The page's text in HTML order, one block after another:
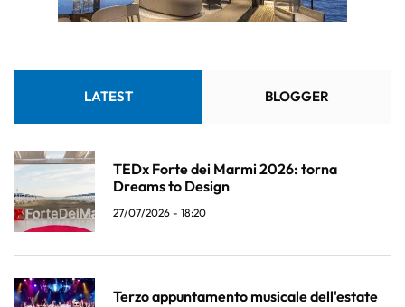
LATEST BLOGGER
TEDx Forte dei Marmi 2026: torna
Dreams to Design
27/07/2026 - 18:20
Terzo appuntamento musicale dell'estate